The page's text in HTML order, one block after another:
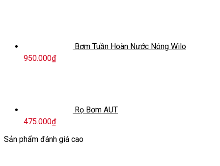
Bơm Tuần Hoàn Nước Nóng Wilo
950.000₫
Rọ Bơm AUT
475.000₫
Sản phẩm đánh giá cao